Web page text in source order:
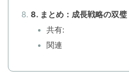
8. まとめ：成長戦略の双
共有:
関連